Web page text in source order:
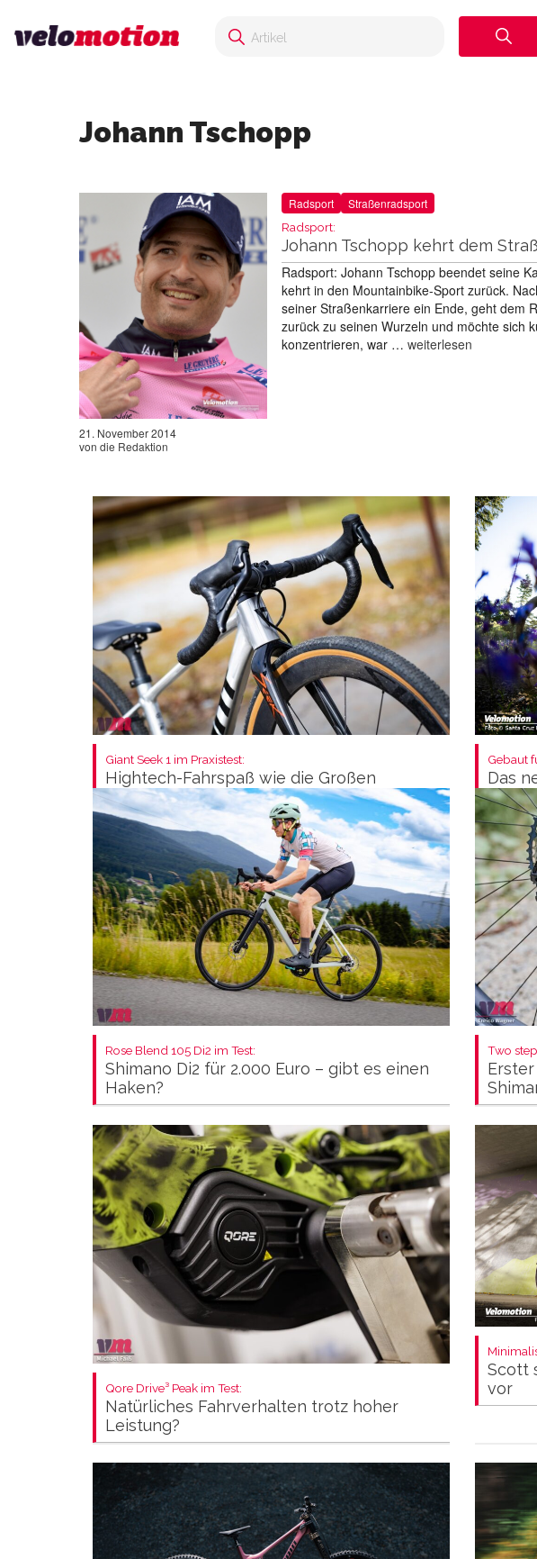
Johann Tschopp
21. November 2014
von die Redaktion
Radsport Straßenradsport
Radsport:
Johann Tschopp kehrt dem
Radsport: Johann Tschopp beendet seine
kehrt in den Mountainbike-Sport zurück.
seiner Straßenkarriere ein Ende, geht dem
zurück zu seinen Wurzeln und möchte sich
konzentrieren, war … weiterlesen
Giant Seek 1 im Praxistest:
Hightech-Fahrspaß wie die Großen
Gebaut
Das
Rose Blend 105 Di2 im Test:
Shimano Di2 für 2.000 Euro – gibt es einen
Haken?
Two
Qore Drive³ Peak im Test:
Natürliches Fahrverhalten trotz hoher
Leistung?
Scott
vor